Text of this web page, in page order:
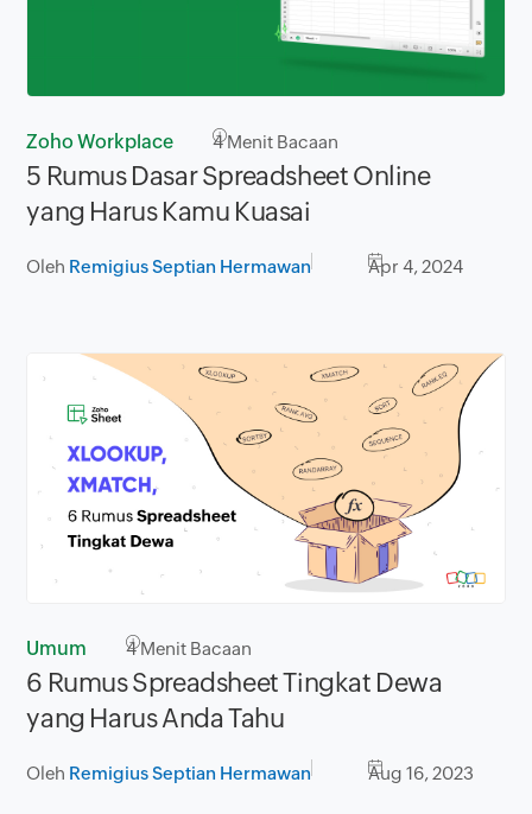
Zoho Workplace 4Menit Bacaan
5 Rumus Dasar Spreadsheet Online
yang Harus Kamu Kuasai
Oleh Remigius Septian Hermawan Apr 4, 2024
Umum 4Menit Bacaan
6 Rumus Spreadsheet Tingkat Dewa
yang Harus Anda Tahu
Oleh Remigius Septian Hermawan Aug 16, 2023